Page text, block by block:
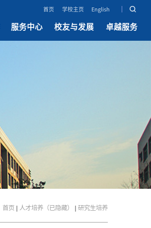
首页 学校主页 English
服务中心 校友与发展 卓越服务
首页 人才培养（已隐藏） 研究生培养